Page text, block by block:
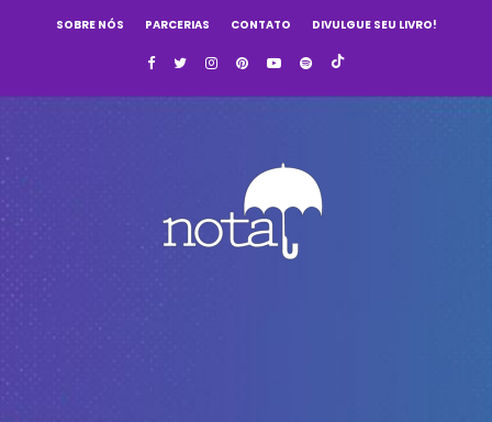
SOBRE NÓS PARCERIAS CONTATO DIVULGUE SEU LIVRO!